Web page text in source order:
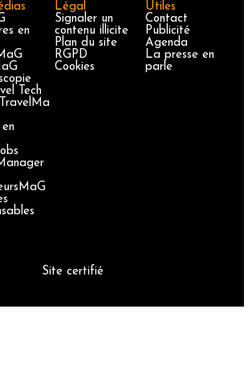
en
Tech
Légal
Signaler un
contenu illicite
Plan du site
RGPD
Cookies
Utiles
Contact
Publicité
Agenda
La presse en
parle
Site certifié